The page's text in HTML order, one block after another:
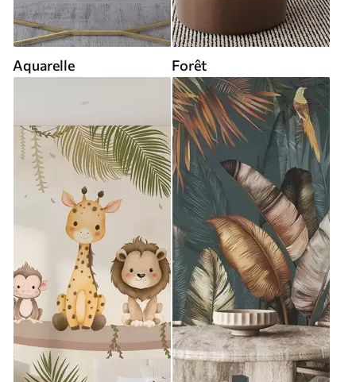
Aquarelle Forêt